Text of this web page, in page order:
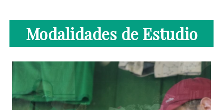
Modalidades de Estudio